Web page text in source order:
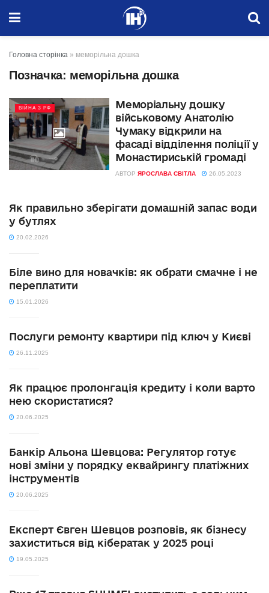
Головна сторінка » меморільна дошка
Позначка: меморільна дошка
ВІЙНА З РФ
Меморіальну дошку
військовому Анатолію
Чумаку відкрили на
фасаді відділення поліції у
Монастириській громаді
АВТОР ЯРОСЛАВА СВІТЛА 26.05.2023
Як правильно зберігати домашній запас води
у бутлях
20.02.2026
Біле вино для новачків: як обрати смачне і не
переплатити
15.01.2026
Послуги ремонту квартири під ключ у Києві
26.11.2025
Як працює пролонгація кредиту і коли варто
нею скористатися?
20.06.2025
Банкір Альона Шевцова: Регулятор готує
нові зміни у порядку еквайрингу платіжних
інструментів
20.06.2025
Експерт Євген Шевцов розповів, як бізнесу
захиститься від кібератак у 2025 році
19.05.2025